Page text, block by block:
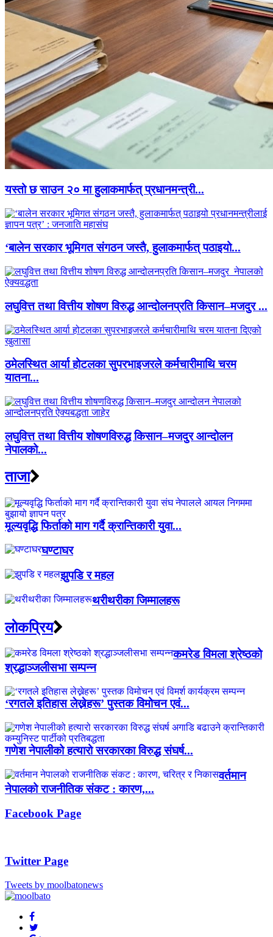
यस्तो छ साउन २० मा हुलाकमार्फत् प्रधानमन्त्री...
‘बालेन सरकार भूमिगत संगठन जस्तै, हुलाकमार्फत् पठाइयो...
लघुवित्त तथा वित्तीय शोषण विरुद्ध आन्दोलनप्रति किसान–मजदुर ...
ठमेलस्थित आर्या होटलका सुपरभाइजरले कर्मचारीमाथि चरम
यातना...
लघुवित्त तथा वित्तीय शोषणविरुद्ध किसान–मजदुर आन्दोलन
नेपालको...
ताजा
मूल्यवृद्धि फिर्ताको माग गर्दै क्रान्तिकारी युवा...
घण्टाघर
झुपडि र महल
थरीथरीका जिम्मालहरू
लाेकप्रिय
कमरेड विमला श्रेष्ठको
श्रद्धाञ्जलीसभा सम्पन्न
‘रगतले इतिहास लेख्नेहरू’ पुस्तक विमोचन एवं...
गणेश नेपालीको हत्यारो सरकारका विरुद्ध संघर्ष...
वर्तमान
नेपालको राजनीतिक संकट : कारण,...
Facebook Page
Twitter Page
Tweets by moolbatonews